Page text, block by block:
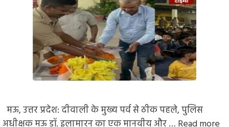
मऊ, उत्तर प्रदेश: दीवाली के मुख्य पर्व से ठीक पहले, पुलिस